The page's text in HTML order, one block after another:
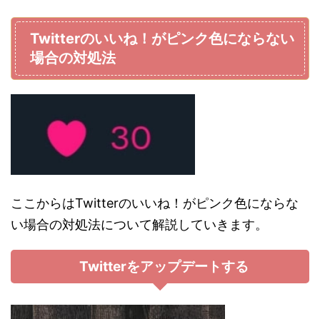
Twitterのいいね！がピンク色にならない
場合の対処法
ここからはTwitterのいいね！がピンク色にならな
い場合の対処法について解説していきます。
Twitterをアップデートする